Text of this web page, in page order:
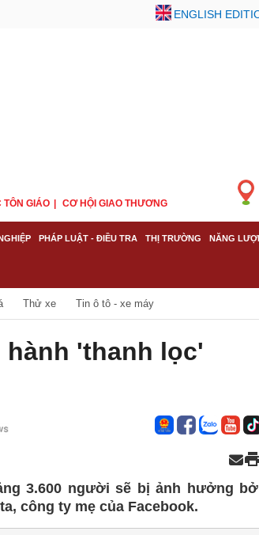
ENGLISH
TÔN GIÁO CƠ HỘI GIAO THƯƠNG
PHÁP LUẬT - ĐIỀU TRA THỊ TRƯỜNG NĂNG
Thử xe Tin ô tô - xe máy
hành 'thanh lọc'
3.600 người sẽ bị ảnh hưởng
công ty mẹ của Facebook.